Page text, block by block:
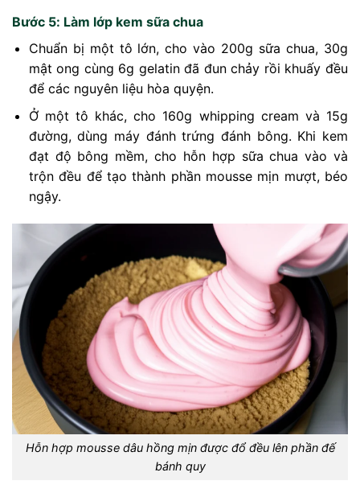
Bước 5: Làm lớp kem sữa chua
Chuẩn bị một tô lớn, cho vào 200g sữa chua, 30g
mật ong cùng 6g gelatin đã đun chảy rồi khuấy đều
để các nguyên liệu hòa quyện.
Ở một tô khác, cho 160g whipping cream và 15g
đường, dùng máy đánh trứng đánh bông. Khi kem
đạt độ bông mềm, cho hỗn hợp sữa chua vào và
trộn đều để tạo thành phần mousse mịn mượt, béo
ngậy.
Hỗn hợp mousse dâu hồng mịn được đổ đều lên phần đế
bánh quy